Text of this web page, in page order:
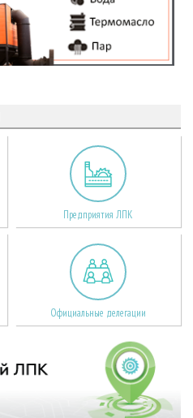
Предприятия ЛПК
Официальные делегации